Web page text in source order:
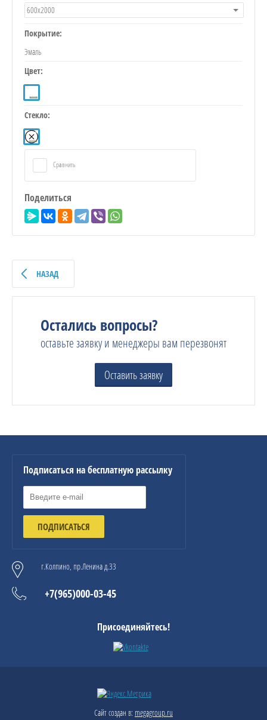
600х2000
Покрытие:
Эмаль
Цвет:
Стекло:
Сравнить
Поделиться
НАЗАД
Остались вопросы?
оставьте заявку и менеджеры вам перезвонят
Оставить заявку
Подписаться на бесплатную рассылку
ПОДПИСАТЬСЯ
г.Колпино, пр.Ленина д.33
+7(965)000-03-45
Присоединяйтесь!
Сайт создан в: megagroup.ru